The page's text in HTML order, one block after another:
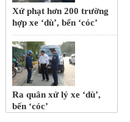
Xử phạt hơn 200 trường
hợp xe ‘dù’, bến ‘cóc’
Ra quân xử lý xe ‘dù’,
bến ‘cóc’